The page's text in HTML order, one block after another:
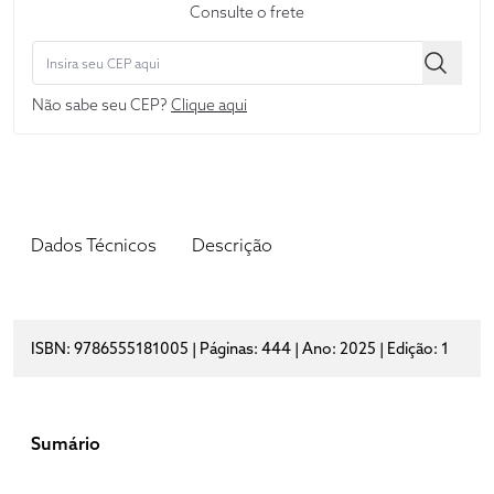
Consulte o frete
Não sabe seu CEP? Clique aqui
Dados Técnicos Descrição
ISBN: 9786555181005 | Páginas: 444 | Ano: 2025 | Edição: 1
Sumário